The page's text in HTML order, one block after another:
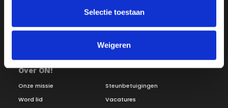
Selectie toestaan
Weigeren
Over ON!
Onze missie
Word lid
Steunbetuigingen
Vacatures